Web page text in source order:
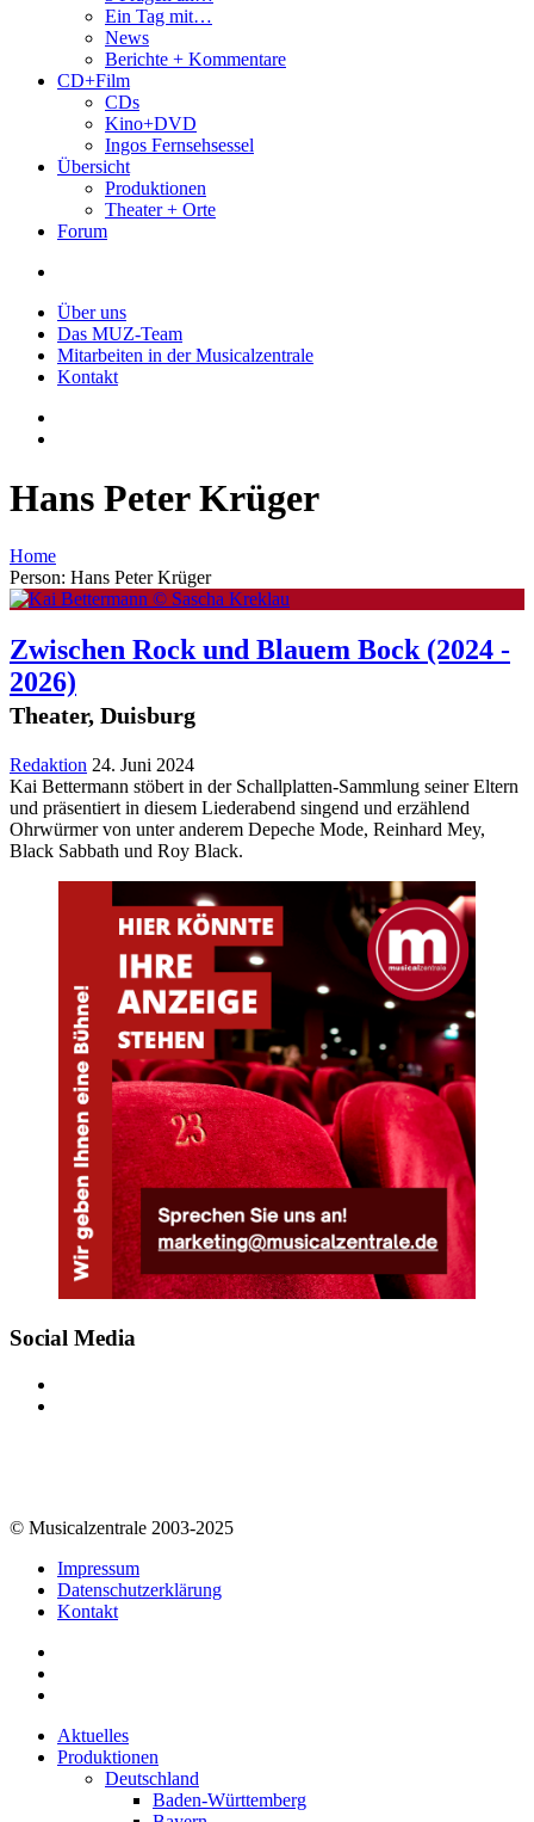
Ein Tag mit…
News
Berichte + Kommentare
CD+Film
CDs
Kino+DVD
Ingos Fernsehsessel
Übersicht
Produktionen
Theater + Orte
Forum
Über uns
Das MUZ-Team
Mitarbeiten in der Musicalzentrale
Kontakt
Hans Peter Krüger
Home
Person: Hans Peter Krüger
Zwischen Rock und Blauem Bock (2024 -
2026)
Theater, Duisburg
Redaktion 24. Juni 2024
Kai Bettermann stöbert in der Schallplatten-Sammlung seiner Eltern
und präsentiert in diesem Liederabend singend und erzählend
Ohrwürmer von unter anderem Depeche Mode, Reinhard Mey,
Black Sabbath und Roy Black.
Social Media
© Musicalzentrale 2003-2025
Impressum
Datenschutzerklärung
Kontakt
Aktuelles
Produktionen
Deutschland
Baden-Württemberg